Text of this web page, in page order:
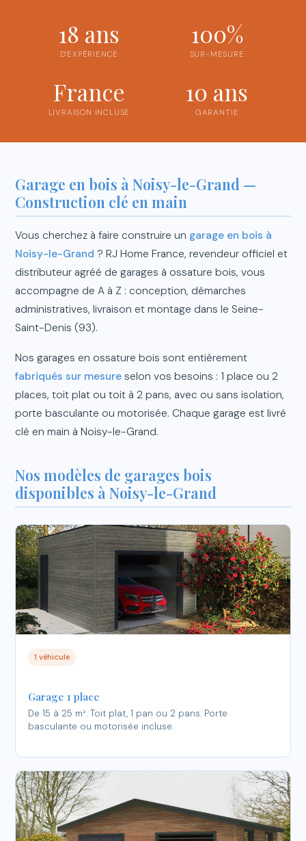
18 ans
D'EXPÉRIENCE
100%
SUR-MESURE
France
LIVRAISON INCLUSE
10 ans
GARANTIE
Garage en bois à Noisy-le-Grand —
Construction clé en main
Vous cherchez à faire construire un garage en bois à
Noisy-le-Grand ? RJ Home France, revendeur officiel et
distributeur agréé de garages à ossature bois, vous
accompagne de A à Z : conception, démarches
administratives, livraison et montage dans le Seine-
Saint-Denis (93).
Nos garages en ossature bois sont entièrement
fabriqués sur mesure selon vos besoins : 1 place ou 2
places, toit plat ou toit à 2 pans, avec ou sans isolation,
porte basculante ou motorisée. Chaque garage est livré
clé en main à Noisy-le-Grand.
Nos modèles de garages bois
disponibles à Noisy-le-Grand
1 véhicule
Garage 1 place
De 15 à 25 m². Toit plat, 1 pan ou 2 pans. Porte
basculante ou motorisée incluse.